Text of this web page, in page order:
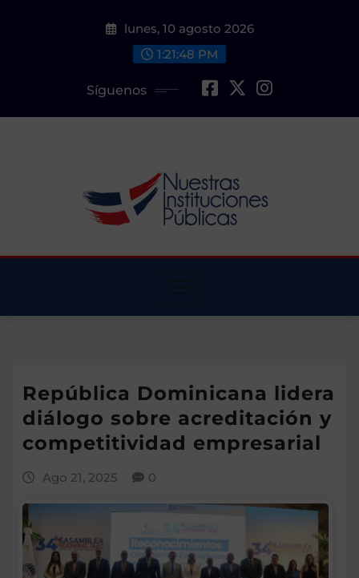
lunes, 10 agosto 2026
1:21:49 PM
Síguenos
República Dominicana lidera
diálogo sobre acreditación y
competitividad empresarial
Ago 21, 2025 0